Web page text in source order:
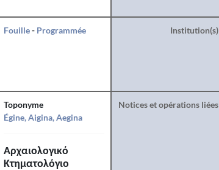
Fouille- Programmée Institution(s)
Toponyme
Égine, Aigina, Aegina
Αρχαιολογικό
Κτηματολόγιο
Notices et opérations liées